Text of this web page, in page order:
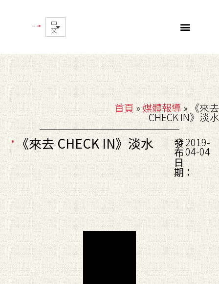
中
文
首頁»媒體報導»《來去
CHECK IN》淡水
《來去 CHECK IN》淡水 發
布
日
期：
2019-
04-04